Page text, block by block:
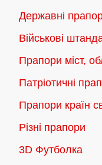
Державні
Військові
Прапори міст,
Патріотичні
Прапори країн
Різні прапори
3D Футболка